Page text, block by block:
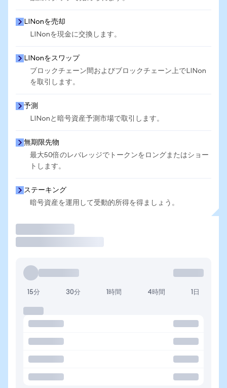
LINonを売却
LINonを現金に交換します。
LINonをスワップ
ブロックチェーン間およびブロックチェーン上でLINon
を取引します。
予測
LINonと暗号資産予測市場で取引します。
無期限先物
最大50倍のレバレッジでトークンをロングまたはショー
トします。
ステーキング
暗号資産を運用して受動的所得を得ましょう。
15分 30分 1時間 4時間 1日